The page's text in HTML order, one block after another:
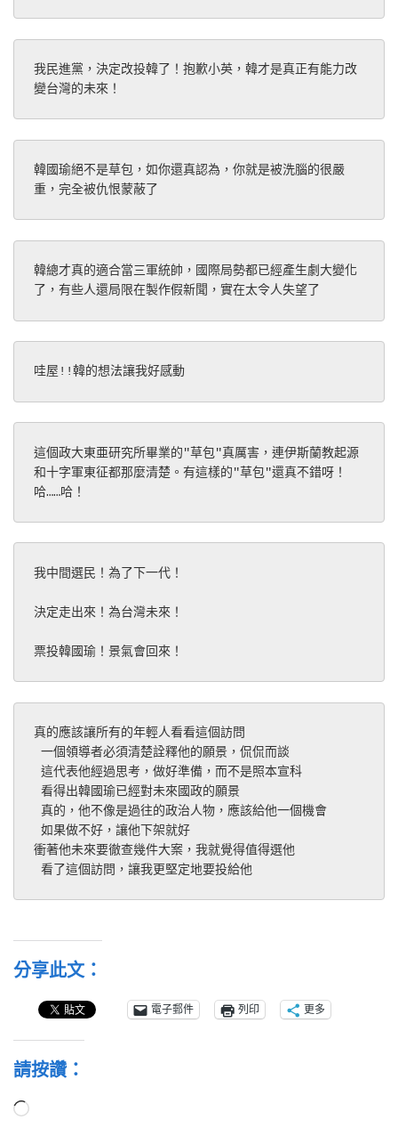
我民進黨，決定改投韓了！抱歉小英，韓才是真正有能力改
變台灣的未來！
韓國瑜絕不是草包，如你還真認為，你就是被洗腦的很嚴
重，完全被仇恨蒙蔽了
韓總才真的適合當三軍統帥，國際局勢都已經產生劇大變化
了，有些人還局限在製作假新聞，實在太令人失望了
哇屋!!韓的想法讓我好感動
這個政大東亜研究所畢業的"草包"真厲害，連伊斯蘭教起源
和十字軍東征都那麼清楚。有這樣的"草包"還真不錯呀！
哈……哈！
我中間選民！為了下一代！
決定走出來！為台灣未來！
票投韓國瑜！景氣會回來！
真的應該讓所有的年輕人看看這個訪問
一個領導者必須清楚詮釋他的願景，侃侃而談
這代表他經過思考，做好準備，而不是照本宣科
看得出韓國瑜已經對未來國政的願景
真的，他不像是過往的政治人物，應該給他一個機會
如果做不好，讓他下架就好
衝著他未來要徹查幾件大案，我就覺得值得選他
看了這個訪問，讓我更堅定地要投給他
分享此文：
電子郵件 列印 更多
請按讚：
正